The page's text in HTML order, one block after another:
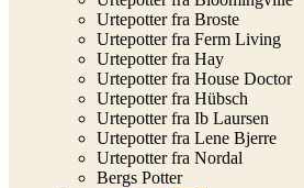
Urtepotter fra Broste
Urtepotter fra Ferm Living
Urtepotter fra Hay
Urtepotter fra House Doctor
Urtepotter fra Hübsch
Urtepotter fra Ib Laursen
Urtepotter fra Lene Bjerre
Urtepotter fra Nordal
Bergs Potter